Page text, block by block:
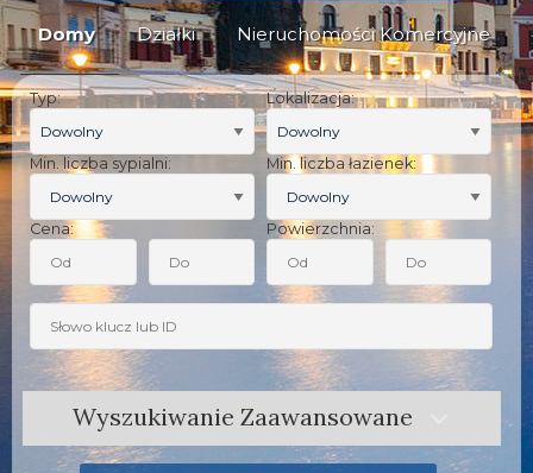
Domy Działki Nieruchomości Komercyjne
Typ:
Dowolny
Lokalizacja:
Dowolny
Min. liczba sypialni:
Min. liczba łazienek:
Cena: Powierzchnia:
Wyszukiwanie Zaawansowane